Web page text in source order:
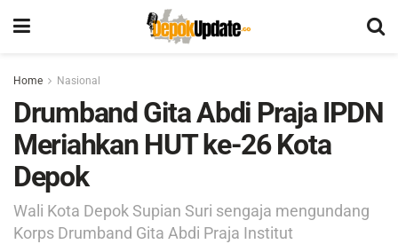
Home Nasional
Drumband Gita Abdi Praja IPDN
Meriahkan HUT ke-26 Kota
Depok
Wali Kota Depok Supian Suri sengaja mengundang
Korps Drumband Gita Abdi Praja Institut